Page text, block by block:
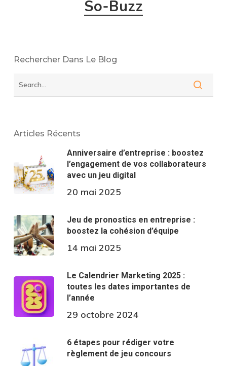
So-Buzz
Rechercher Dans Le Blog
Articles Récents
Anniversaire d’entreprise : boostez
l’engagement de vos collaborateurs
avec un jeu digital
20 mai 2025
Jeu de pronostics en entreprise :
boostez la cohésion d’équipe
14 mai 2025
Le Calendrier Marketing 2025 :
toutes les dates importantes de
l’année
29 octobre 2024
6 étapes pour rédiger votre
règlement de jeu concours